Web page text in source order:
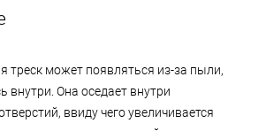
треск может появляться из-за пыли,
внутри. Она оседает внутри
ввиду чего увеличивается